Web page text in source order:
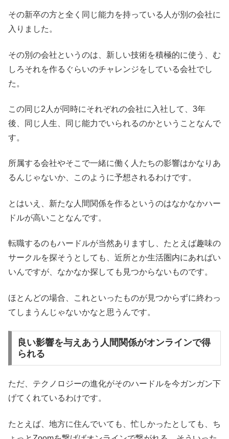
その新卒の方と全く同じ能力を持っている人が別の会社に
入りました。
その別の会社というのは、新しい技術を積極的に使う、む
しろそれを作るぐらいのチャレンジをしている会社でし
た。
この同じ2人が同時にそれぞれの会社に入社して、3年
後、同じ人生、同じ能力でいられるのかということなんで
す。
所属する会社やそこで一緒に働く人たちの影響はかなりあ
るんじゃないか、このように予想されるわけです。
とはいえ、新たな人間関係を作るというのはなかなかハー
ドルが高いことなんです。
転職するのもハードルが当然ありますし、たとえば趣味の
サークルを探そうとしても、近所とか生活圏内にあればい
いんですが、なかなか探しても見つからないものです。
ほとんどの場合、これといったものが見つからずに終わっ
てしまうんじゃないかなと思うんです。
良い影響を与えあう人間関係がオンラインで得
られる
ただ、テクノロジーの進化がそのハードルを今ガンガン下
げてくれているわけです。
たとえば、地方に住んでいても、忙しかったとしても、ち